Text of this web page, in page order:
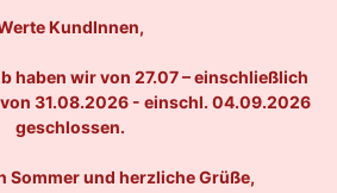
KundInnen,
haben wir von 27.07 – einschließlich
31.08.2026 - einschl. 04.09.2026
geschlossen.
Sommer und herzliche Grüße,